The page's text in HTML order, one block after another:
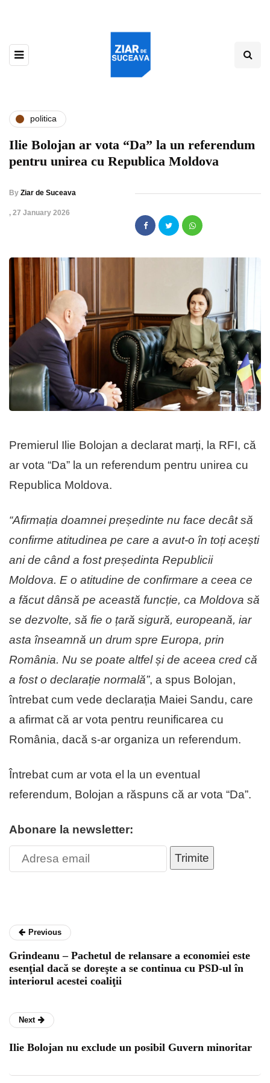
politica
Ilie Bolojan ar vota “Da” la un referendum
pentru unirea cu Republica Moldova
By Ziar de Suceava
, 27 January 2026
Premierul Ilie Bolojan a declarat marți, la RFI, că
ar vota “Da” la un referendum pentru unirea cu
Republica Moldova.
“Afirmația doamnei președinte nu face decât să
confirme atitudinea pe care a avut-o în toți acești
ani de când a fost președinta Republicii
Moldova. E o atitudine de confirmare a ceea ce
a făcut dânsă pe această funcție, ca Moldova să
se dezvolte, să fie o țară sigură, europeană, iar
asta înseamnă un drum spre Europa, prin
România. Nu se poate altfel și de aceea cred că
a fost o declarație normală”, a spus Bolojan,
întrebat cum vede declarația Maiei Sandu, care
a afirmat că ar vota pentru reunificarea cu
România, dacă s-ar organiza un referendum.
Întrebat cum ar vota el la un eventual
referendum, Bolojan a răspuns că ar vota “Da”.
Abonare la newsletter:
Trimite
Previous
Grindeanu – Pachetul de relansare a economiei este
esenţial dacă se doreşte a se continua cu PSD-ul în
interiorul acestei coaliţii
Next
Ilie Bolojan nu exclude un posibil Guvern minoritar